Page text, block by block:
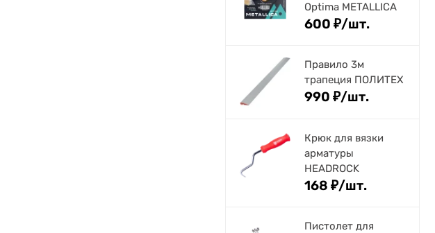
Optima METALLICA
600 ₽/шт.
Правило 3м
трапеция ПОЛИТЕХ
990 ₽/шт.
Крюк для вязки
арматуры
HEADROCK
168 ₽/шт.
Пистолет для